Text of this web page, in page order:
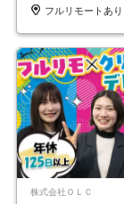
フルリモートあり
株式会社ＯＬＣ